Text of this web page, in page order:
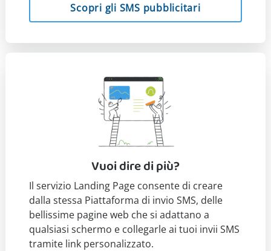
Scopri gli SMS pubblicitari
Vuoi dire di più?
Il servizio Landing Page consente di creare
dalla stessa Piattaforma di invio SMS, delle
bellissime pagine web che si adattano a
qualsiasi schermo e collegarle ai tuoi invii SMS
tramite link personalizzato.